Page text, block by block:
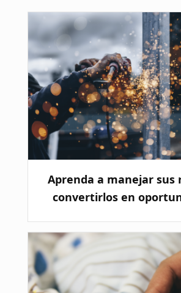
Aprenda a manejar sus
convertirlos en